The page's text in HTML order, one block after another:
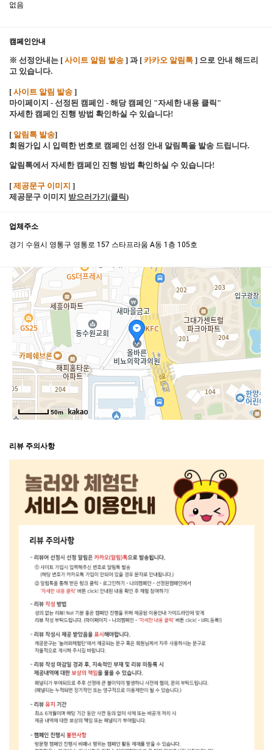
없음
캠페인안내
※ 선정안내는 [ 사이트 알림 발송 ] 과 [ 카카오 알림톡 ] 으로 안내 해드리
고 있습니다.
[ 사이트 알림 발송 ]
마이페이지 - 선정된 캠페인 - 해당 캠페인 "자세한 내용 클릭"
자세한 캠페인 진행 방법 확인하실 수 있습니다!
[ 알림톡 발송]
회원가입 시 입력한 번호로 캠페인 선정 안내 알림톡을 발송 드립니다.
알림톡에서 자세한 캠페인 진행 방법 확인하실 수 있습니다!
[ 제공문구 이미지 ]
제공문구 이미지 받으러가기(클릭 )
업체주소
경기 수원시 영통구 영통로 157 스타프라움 A동 1층 105호
50m
리뷰 주의사항